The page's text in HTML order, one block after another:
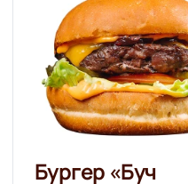
Бургер «Буч